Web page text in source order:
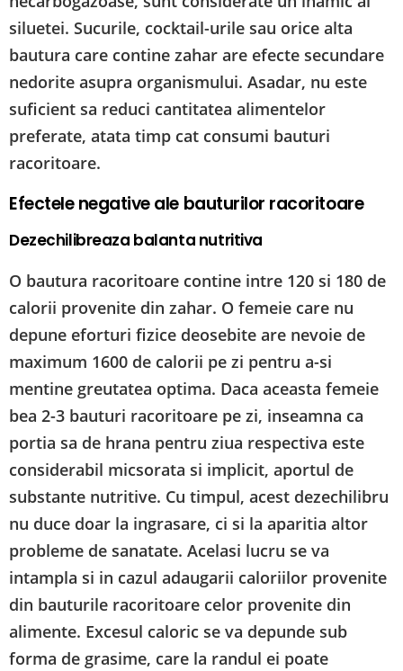
siluetei. Sucurile, cocktail-urile sau orice alta
bautura care contine zahar are efecte secundare
nedorite asupra organismului. Asadar, nu este
suficient sa reduci cantitatea alimentelor
preferate, atata timp cat consumi bauturi
racoritoare.
Efectele negative ale bauturilor racoritoare
Dezechilibreaza balanta nutritiva
O bautura racoritoare contine intre 120 si 180 de
calorii provenite din zahar. O femeie care nu
depune eforturi fizice deosebite are nevoie de
maximum 1600 de calorii pe zi pentru a-si
mentine greutatea optima. Daca aceasta femeie
bea 2-3 bauturi racoritoare pe zi, inseamna ca
portia sa de hrana pentru ziua respectiva este
considerabil micsorata si implicit, aportul de
substante nutritive. Cu timpul, acest dezechilibru
nu duce doar la ingrasare, ci si la aparitia altor
probleme de sanatate. Acelasi lucru se va
intampla si in cazul adaugarii caloriilor provenite
din bauturile racoritoare celor provenite din
alimente. Excesul caloric se va depunde sub
forma de grasime, care la randul ei poate